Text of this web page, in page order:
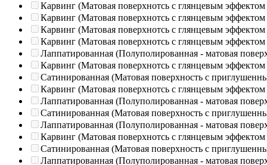
Карвинг (Матовая поверхнотсь с глянцевым эффектом
Карвинг (Матовая поверхнотсь с глянцевым эффектом
Карвинг (Матовая поверхнотсь с глянцевым эффектом
Карвинг (Матовая поверхнотсь с глянцевым эффектом
Лаппатированная (Полуполированная - матовая
Карвинг (Матовая поверхнотсь с глянцевым эффектом
Сатинированная (Матовая поверхность с
Карвинг (Матовая поверхнотсь с глянцевым эффектом
Лаппатированная (Полуполированная - матовая
Сатинированная (Матовая поверхность с
Лаппатированная (Полуполированная - матовая
Карвинг (Матовая поверхнотсь с глянцевым эффектом
Сатинированная (Матовая поверхность с
Лаппатированная (Полуполированная - матовая